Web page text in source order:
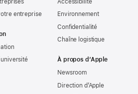
entreprise
Environnement
Confidentialité
Chaîne logistique
À propos d’Apple
Newsroom
Direction d’Apple